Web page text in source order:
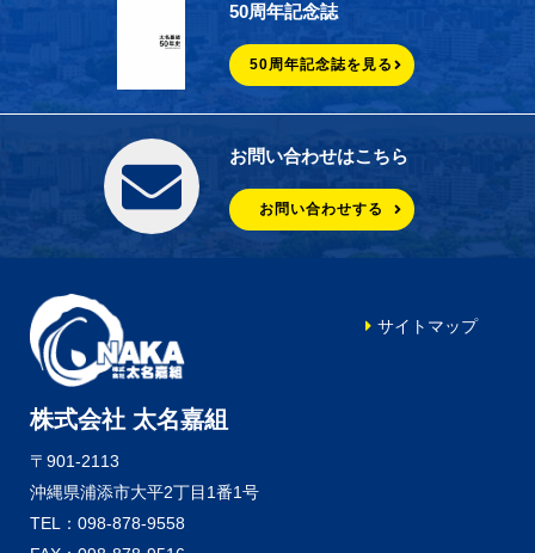
50周年記念誌
50周年記念誌を見る
お問い合わせはこちら
お問い合わせする
株式会社 太名嘉組
〒901-2113
沖縄県浦添市大平2丁目1番1号
TEL：098-878-9558
サイトマップ